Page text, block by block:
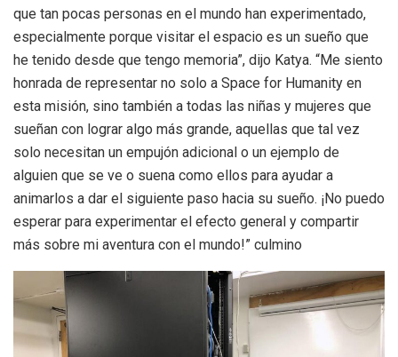
que tan pocas personas en el mundo han experimentado,
especialmente porque visitar el espacio es un sueño que
he tenido desde que tengo memoria”, dijo Katya. “Me siento
honrada de representar no solo a Space for Humanity en
esta misión, sino también a todas las niñas y mujeres que
sueñan con lograr algo más grande, aquellas que tal vez
solo necesitan un empujón adicional o un ejemplo de
alguien que se ve o suena como ellos para ayudar a
animarlos a dar el siguiente paso hacia su sueño. ¡No puedo
esperar para experimentar el efecto general y compartir
más sobre mi aventura con el mundo!” culmino